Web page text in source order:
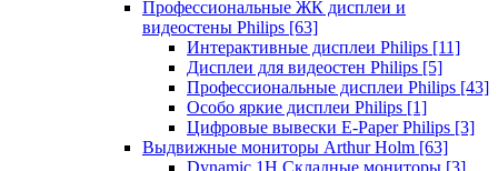
Профессиональные ЖК дисплеи и
видеостены Philips [63]
Интерактивные дисплеи Philips [11]
Дисплеи для видеостен Philips [5]
Профессиональные дисплеи Philips [43]
Особо яркие дисплеи Philips [1]
Цифровые вывески E-Paper Philips [3]
Выдвижные мониторы Arthur Holm [63]
Dynamic 1Н Складные мониторы [3]